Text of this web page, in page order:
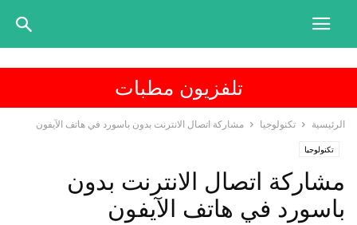
تلفزيون مطبات
الرئيسية تكنولوجيا مشاركة اتصال الانترنت بدون باسورد في هاتف الآيفون
تكنولوجيا
مشاركة اتصال الانترنت بدون
باسورد في هاتف الآيفون